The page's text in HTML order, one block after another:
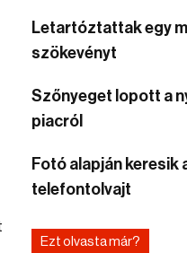
Letartóztattak egy
szökevényt
Szőnyeget lopott a
piacról
Fotó alapján keresik
telefontolvajt
Ezt olvasta már?